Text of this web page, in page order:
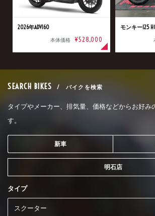
2026年ADV160
本体価格 ¥528,000
モンキー125
SEARCH BIKES / バイクを検索
タイプやメーカー、排気量、価格などからお好み
す。
新車
明石店
タイプ